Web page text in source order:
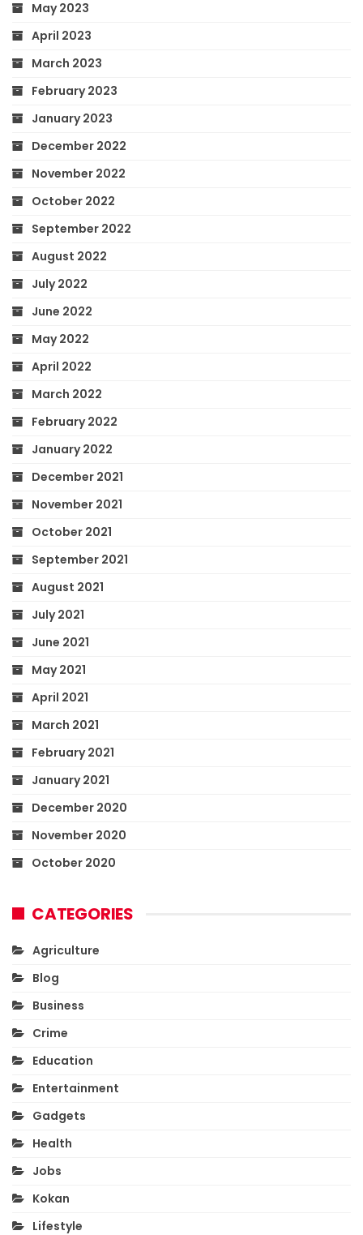
May 2023
April 2023
March 2023
February 2023
January 2023
December 2022
November 2022
October 2022
September 2022
August 2022
July 2022
June 2022
May 2022
April 2022
March 2022
February 2022
January 2022
December 2021
November 2021
October 2021
September 2021
August 2021
July 2021
June 2021
May 2021
April 2021
March 2021
February 2021
January 2021
December 2020
November 2020
October 2020
CATEGORIES
Agriculture
Blog
Business
Crime
Education
Entertainment
Gadgets
Health
Jobs
Kokan
Lifestyle